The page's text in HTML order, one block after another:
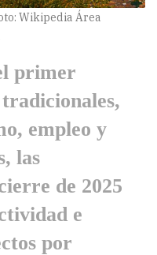
Wikipedia Área
primer
empleo y
las
de 2025
e
por